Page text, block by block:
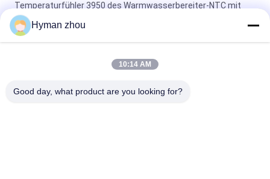
Temperaturfühler 3950 des Warmwasserbereiter-NTC mit
Plastikmetall
Des Wechselstrom-Heizungs-NTC breite 3950
Temperaturspanne Thermistor-Temperaturfühler-10K 1%
10k des Anschlusses NTC 3950 in PVC
Hyman zhou
10:14 AM
Good day, what product are you looking for?